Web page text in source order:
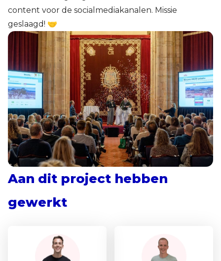
content voor de socialmediakanalen. Missie
geslaagd! 🤝
Aan dit project hebben
gewerkt